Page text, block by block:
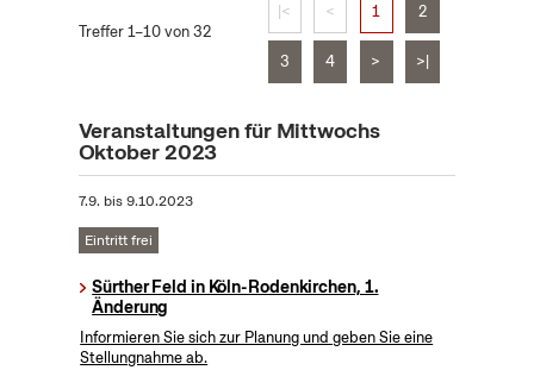
Treffer 1–10 von 32
|< < 1 2
3 4 > >|
Veranstaltungen für Mittwochs
Oktober 2023
7.9. bis9.10.2023
Eintritt frei
Sürther Feld in Köln-Rodenkirchen, 1.
Änderung
Informieren Sie sich zur Planung und geben Sie eine
Stellungnahme ab.